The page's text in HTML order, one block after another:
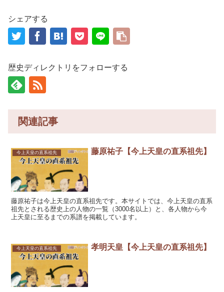
シェアする
歴史ディレクトリをフォローする
関連記事
今上天皇の直系祖先 藤原祐子【今上天皇の直系祖先】
藤原祐子は今上天皇の直系祖先です。本サイトでは、今上天皇の直系
祖先とされる歴史上の人物の一覧（3000名以上）と、各人物から今
上天皇に至るまでの系譜を掲載しています。
今上天皇の直系祖先 孝明天皇【今上天皇の直系祖先】